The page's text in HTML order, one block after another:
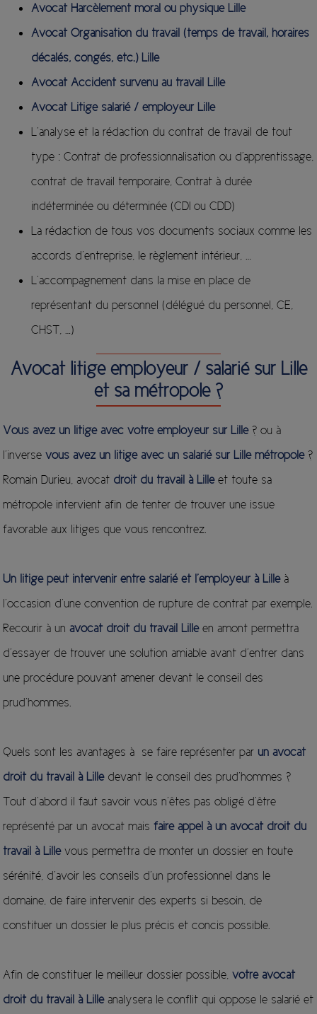
Avocat Harcèlement moral ou physique Lille
Avocat Organisation du travail (temps de travail, horaires
décalés, congés, etc.) Lille
Avocat Accident survenu au travail Lille
Avocat Litige salarié / employeur Lille
L’analyse et la rédaction du contrat de travail de tout
type : Contrat de professionnalisation ou d'apprentissage,
contrat de travail temporaire, Contrat à durée
indéterminée ou déterminée (CDI ou CDD)
La rédaction de tous vos documents sociaux comme les
accords d’entreprise, le règlement intérieur, …
L’accompagnement dans la mise en place de
représentant du personnel (délégué du personnel, CE,
CHST, …)
Avocat litige employeur / salarié sur Lille
et sa métropole ?
Vous avez un litige avec votre employeur sur Lille? ou à
l’inversevous avez un litige avec un salarié sur Lille métropole?
Romain Durieu, avocat droit du travail à Lilleet toute sa
métropole intervient afin de tenter de trouver une issue
favorable aux litiges que vous rencontrez.
Un litige peut intervenir entre salarié et l’employeur à Lilleà
l’occasion d’une convention de rupture de contrat par exemple.
Recourir à un avocat droit du travail Lilleen amont permettra
d’essayer de trouver une solution amiable avant d’entrer dans
une procédure pouvant amener devant le conseil des
prud’hommes.
Quels sont les avantages à se faire représenter par un avocat
droit du travail à Lilledevant le conseil des prud’hommes ?
Tout d’abord il faut savoir vous n’êtes pas obligé d’être
représenté par un avocat mais faire appel à un avocat droit du
travail à Lillevous permettra de monter un dossier en toute
sérénité, d’avoir les conseils d’un professionnel dans le
domaine, de faire intervenir des experts si besoin, de
constituer un dossier le plus précis et concis possible.
Afin de constituer le meilleur dossier possible,votre avocat
droit du travail à Lilleanalysera le conflit qui oppose le salarié et